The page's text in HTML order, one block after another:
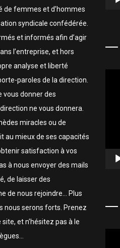
de femmes et d’hommes
syndicale confédérée.
et informés afin d’agir
l’entreprise, et hors
analyse et liberté
paroles de la direction.
vous donner des
ne vous donnera.
miracles ou de
au mieux de ses capacités
satisfaction à vos
à nous envoyer des mails
de laisser des
de nous rejoindre… Plus
nous serons forts. Prenez
et n’hésitez pas à le